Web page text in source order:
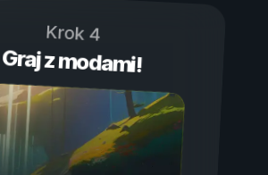
Krok 4
Graj z modami!